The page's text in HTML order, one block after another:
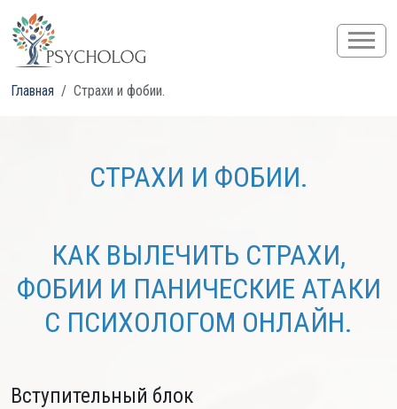
Главная Страхи и фобии.
СТРАХИ И ФОБИИ.
КАК ВЫЛЕЧИТЬ СТРАХИ,
ФОБИИ И ПАНИЧЕСКИЕ АТАКИ
С ПСИХОЛОГОМ ОНЛАЙН.
Вступительный блок